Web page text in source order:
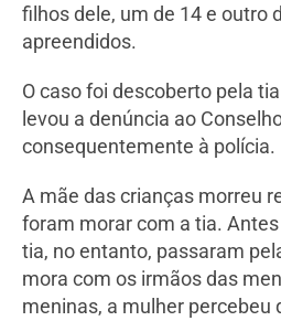
filhos dele, um de 14 e outro
apreendidos.
O caso foi descoberto pela
levou a denúncia ao
consequentemente à polícia.
A mãe das crianças morreu
foram morar com a tia.
tia, no entanto, passaram
mora com os irmãos das
meninas, a mulher percebeu